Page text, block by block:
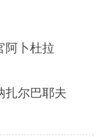
阿卜杜拉
扎尔巴耶夫